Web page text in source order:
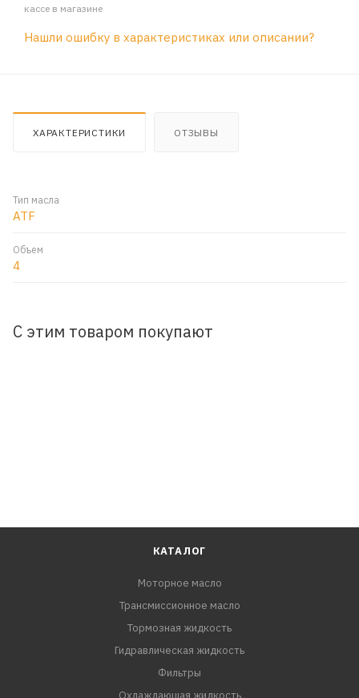
кассе в магазине
Нашли ошибку в характеристиках или описании?
ХАРАКТЕРИСТИКИ ОТЗЫВЫ
Тип масла
ATF
Объем
4
С этим товаром покупают
КАТАЛОГ
Моторное масло
Трансмиссионное масло
Тормозная жидкость
Гидравлическая жидкость
Фильтры
Охлаждающая жидкость